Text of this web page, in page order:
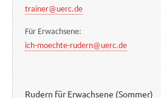
trainer@uerc.de
Für Erwachsene:
ich-moechte-rudern@uerc.de
Rudern für Erwachsene (Sommer)